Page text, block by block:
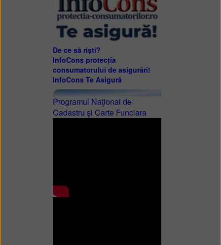
De ce să riști?
InfoCons protecția
consumatorului de asigurări!
InfoCons Te Asigură
Programul Naţional de
Cadastru şi Carte Funciara